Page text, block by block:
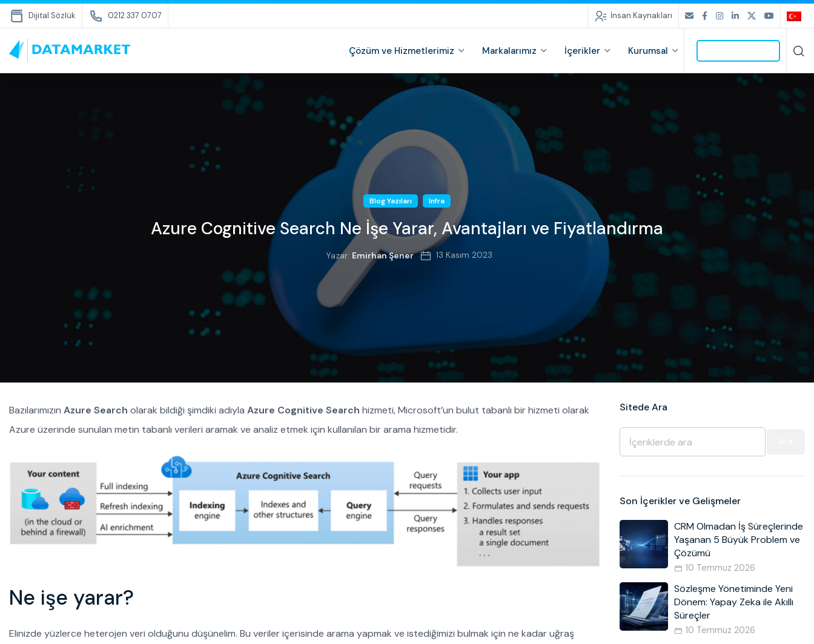
Dijital Sözlük 0212 337 0707 İnsan Kaynakları
Çözüm ve Hizmetlerimiz Markalarımız İçerikler Kurumsal
Blog Yazıları Infra
Azure Cognitive Search Ne İşe Yarar, Avantajları ve Fiyatlandırma
Yazar: Emirhan Şener 13 Kasım 2023
Bazılarımızın Azure Search olarak bildiği şimdiki adıyla Azure Cognitive Search hizmeti, Microsoft’un bulut tabanlı bir hizmeti olarak
Azure üzerinde sunulan metin tabanlı verileri aramak ve analiz etmek için kullanılan bir arama hizmetidir.
Ne işe yarar?
Elinizde yüzlerce heterojen veri olduğunu düşünelim. Bu veriler içerisinde arama yapmak ve istediğimizi bulmak için ne kadar uğraş
Sitede Ara
Son İçerikler ve Gelişmeler
CRM Olmadan İş Süreçlerinde
Yaşanan 5 Büyük Problem ve
Çözümü
10 Temmuz 2026
Sözleşme Yönetiminde Yeni
Dönem: Yapay Zeka ile Akıllı
Süreçler
10 Temmuz 2026